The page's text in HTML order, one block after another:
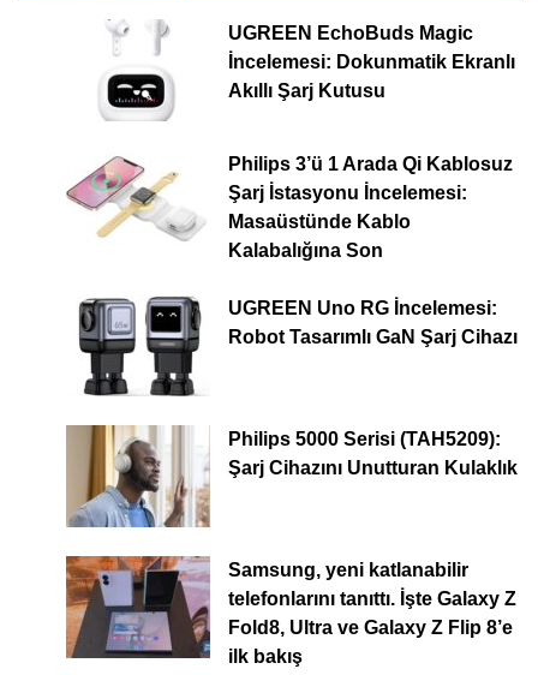
UGREEN EchoBuds Magic
İncelemesi: Dokunmatik Ekranlı
Akıllı Şarj Kutusu
Philips 3’ü 1 Arada Qi Kablosuz
Şarj İstasyonu İncelemesi:
Masaüstünde Kablo
Kalabalığına Son
UGREEN Uno RG İncelemesi:
Robot Tasarımlı GaN Şarj Cihazı
Philips 5000 Serisi (TAH5209):
Şarj Cihazını Unutturan Kulaklık
Samsung, yeni katlanabilir
telefonlarını tanıttı. İşte Galaxy Z
Fold8, Ultra ve Galaxy Z Flip 8’e
ilk bakış